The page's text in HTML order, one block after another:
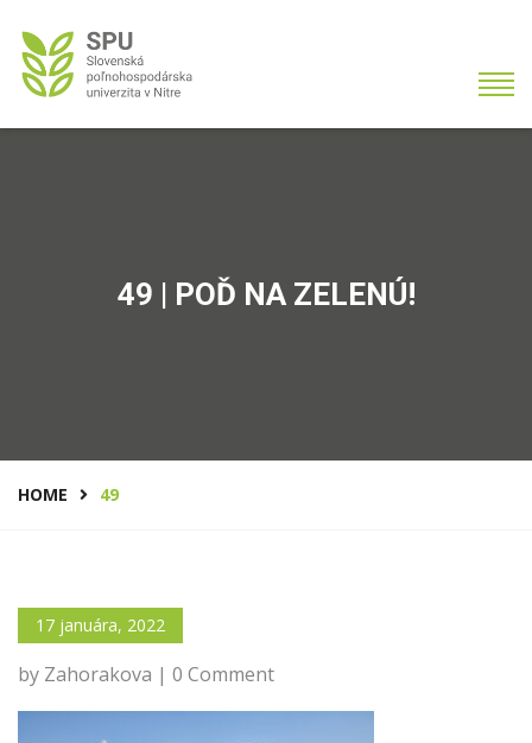
49 | POĎ NA ZELENÚ!
HOME 49
17 januára, 2022
by Zahorakova | 0 Comment